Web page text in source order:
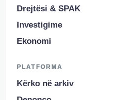
Drejtësi & SPAK
Investigime
Ekonomi
PLATFORMA
Kërko në arkiv